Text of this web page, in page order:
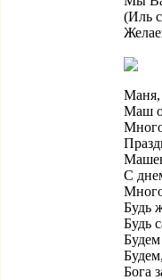
(Иль
Маня,
Маш
С
Будь
Будь
Бога